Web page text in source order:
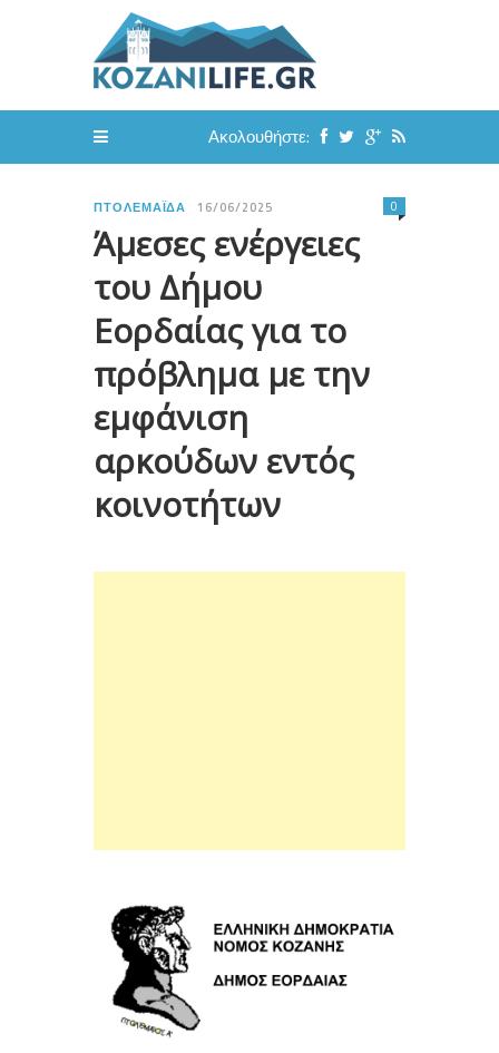
Ακολουθήστε:
ΠΤΟΛΕΜΑΪ́ΔΑ 16/06/2025
Άμεσες ενέργειες
του Δήμου
Εορδαίας για το
πρόβλημα με την
εμφάνιση
αρκούδων εντός
κοινοτήτων
0